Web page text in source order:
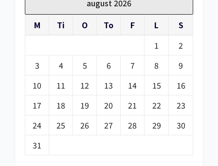
august 2026
M
Ti O To F L
S
1
2
3
4 5 6 7 8
9
10
11 12 13 14 15
16
17
18 19 20 21 22
23
24
25 26 27 28 29
30
31